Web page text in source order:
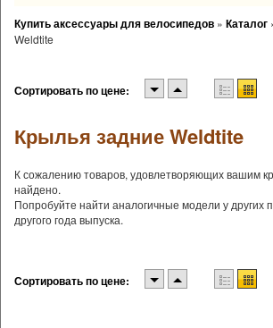
Купить аксессуары для велосипедов » Каталог
Weldtite
Сортировать по цене:
Крылья задние Weldtite
К сожалению товаров, удовлетворяющих вашим
найдено.
Попробуйте найти аналогичные модели у других
другого года выпуска.
Сортировать по цене: